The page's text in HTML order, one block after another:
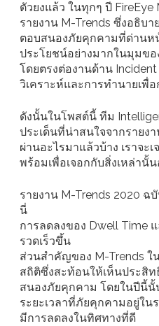
ตัวยงแล้ว ในทุกๆ ปี FireEye
รายงาน M-Trends ซึ่งอธิบ
ตอบสนองภัยคุกคามที่ด่านห
ประโยชน์อย่างมากในมุมข
โดยตรงต่องานด้าน
วิเคราะห์และการทำนายเพื่
ดังนั้นในโพสต์นี้ ทีม
ประเด็นที่น่าสนใจจากรายงา
ผ่านอะไรมาแล้วบ้าง เราจะ
พร้อมเพื่อเจอกกับสิ่งเหล่านั้
รายงาน M-Trends 2020 ฉ
นี่
การลดลงของ Dwell Time
รวดเร็วขึ้น
ส่วนสำคัญของ M-Trends
สถิติซึ่งสะท้อนให้เห็นประสิ
สนองภัยคุกคาม โดยในปีนี้นั้
ระยะเวลาที่ภัยคุกคามอยู่ใน
มีการลดลงในทิศทางที่ดี